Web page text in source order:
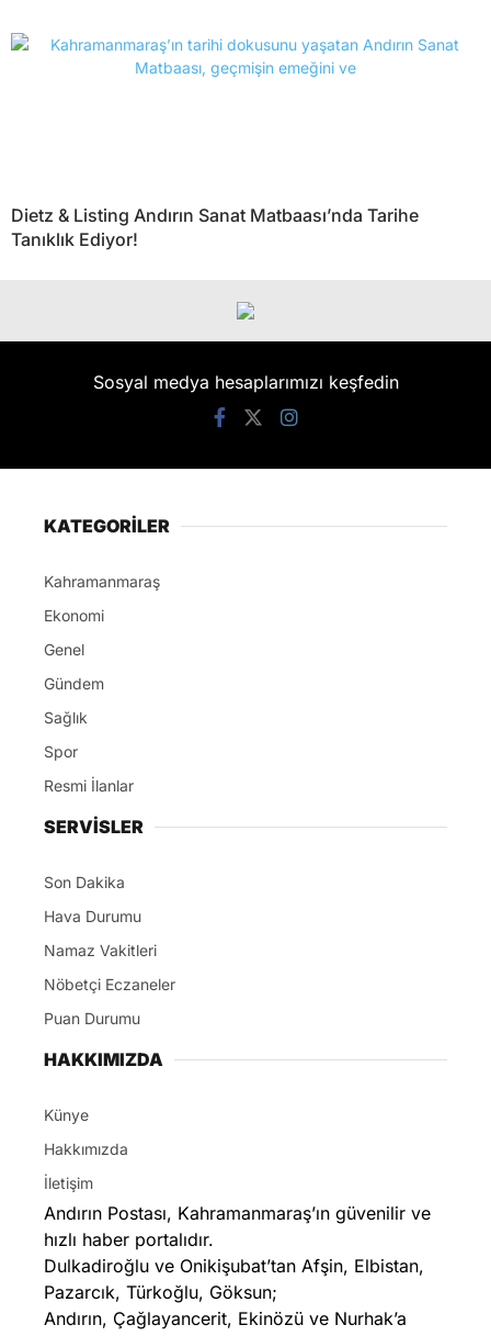
Dietz & Listing Andırın Sanat Matbaası’nda Tarihe
Tanıklık Ediyor!
Sosyal medya hesaplarımızı keşfedin
KATEGORİLER
Kahramanmaraş
Ekonomi
Genel
Gündem
Sağlık
Spor
Resmi İlanlar
SERVİSLER
Son Dakika
Hava Durumu
Namaz Vakitleri
Nöbetçi Eczaneler
Puan Durumu
HAKKIMIZDA
Künye
Hakkımızda
İletişim
Andırın Postası, Kahramanmaraş’ın güvenilir ve
hızlı haber portalıdır.
Dulkadiroğlu ve Onikişubat’tan Afşin, Elbistan,
Pazarcık, Türkoğlu, Göksun;
Andırın, Çağlayancerit, Ekinözü ve Nurhak’a